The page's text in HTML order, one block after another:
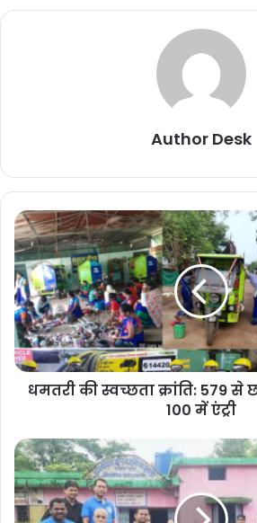
Author Desk
धमतरी की स्वच्छता क्रांति: 579
100 में एंट्री